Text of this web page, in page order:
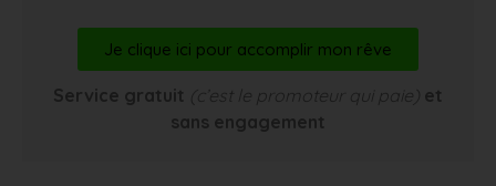
Je clique ici pour accomplir mon rêve
Service gratuit (c’est le promoteur qui paie) et
sans engagement